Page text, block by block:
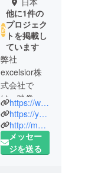
他に1件の
プロジェク
トを掲載し
ています
弊社
excelsior株
式会社で
は、映像制
作に力を入
れており
様々なプロ
ジェクトに
https://www.excelsior-official.com
https://youteam.jp/lp/sodan/
http://musa-official.com
メッセー
ジを送る